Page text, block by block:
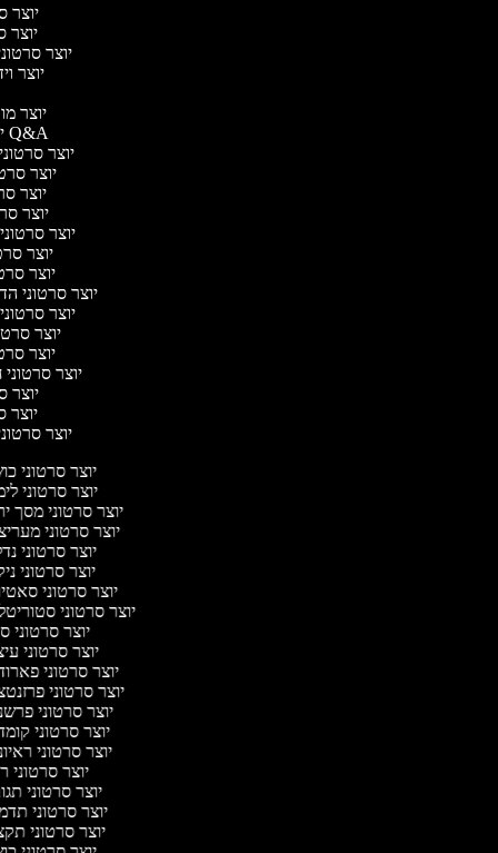
יוצר
יוצר
יוצר
יוצר
יוצר
יוצר סרטוני Q&A
יוצר
יוצר
יוצר
יוצר
יוצר סרטוני
יוצר
יוצר
יוצר סרטוני
יוצר
יוצר
יוצר
יוצר
יוצר
יוצר
יוצר
יוצר סרטוני
יוצר סרטוני
יוצר סרטוני מסך
יוצר סרטוני
יוצר סרטוני
יוצר סרטוני
יוצר סרטוני
יוצר סרטוני
יוצר סרטוני
יוצר סרטוני
יוצר סרטוני
יוצר סרטוני
יוצר סרטוני
יוצר סרטוני
יוצר סרטוני
יוצר סרטוני
יוצר סרטוני
יוצר סרטוני
יוצר סרטוני